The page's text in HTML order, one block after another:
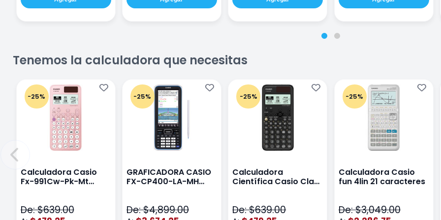
Tenemos la calculadora que necesitas
-25%
Calculadora Casio
Fx-991Cw-Pk-Mt
De: $639.00
-25%
GRAFICADORA CASIO
FX-CP400-LA-MH
De: $4,899.00
-25%
Calculadora
Científica Casio Class
De: $639.00
-25%
Calculadora Casio
fun 4lin 21 caracteres
De: $3,049.00